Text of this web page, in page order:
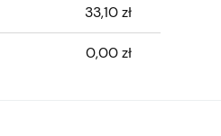
33,10 zł
0,00 zł